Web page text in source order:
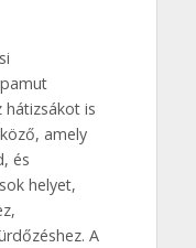
is
amely
és
helyet,
A